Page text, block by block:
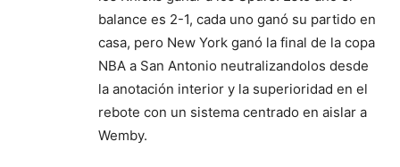
balance es 2-1, cada uno ganó su partido en
casa, pero New York ganó la final de la copa
NBA a San Antonio neutralizandolos desde
la anotación interior y la superioridad en el
rebote con un sistema centrado en aislar a
Wemby.